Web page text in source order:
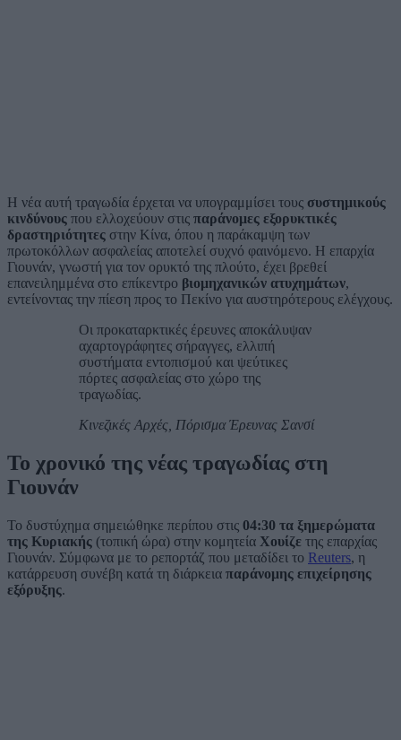
Η νέα αυτή τραγωδία έρχεται να υπογραμμίσει τους συστημικούς
κινδύνους που ελλοχεύουν στις παράνομες εξορυκτικές
δραστηριότητες στην Κίνα, όπου η παράκαμψη των
πρωτοκόλλων ασφαλείας αποτελεί συχνό φαινόμενο. Η επαρχία
Γιουνάν, γνωστή για τον ορυκτό της πλούτο, έχει βρεθεί
επανειλημμένα στο επίκεντρο βιομηχανικών ατυχημάτων,
εντείνοντας την πίεση προς το Πεκίνο για αυστηρότερους ελέγχους.
Οι προκαταρκτικές έρευνες αποκάλυψαν
αχαρτογράφητες σήραγγες, ελλιπή
συστήματα εντοπισμού και ψεύτικες
πόρτες ασφαλείας στο χώρο της
τραγωδίας.
Κινεζικές Αρχές, Πόρισμα Έρευνας Σανσί
Το χρονικό της νέας τραγωδίας στη
Γιουνάν
Το δυστύχημα σημειώθηκε περίπου στις 04:30 τα ξημερώματα
της Κυριακής (τοπική ώρα) στην κομητεία Χουίζε της επαρχίας
Γιουνάν. Σύμφωνα με το ρεπορτάζ που μεταδίδει το Reuters, η
κατάρρευση συνέβη κατά τη διάρκεια παράνομης επιχείρησης
εξόρυξης.